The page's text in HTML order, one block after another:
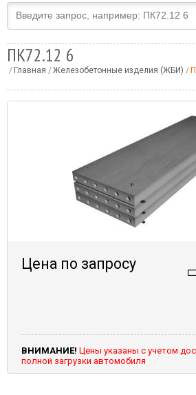
ПК72.12 6
Главная Железобетонные изделия (ЖБИ)
Цена по запросу
ВНИМАНИЕ! Цены указаны с учетом
полной загрузки автомобиля